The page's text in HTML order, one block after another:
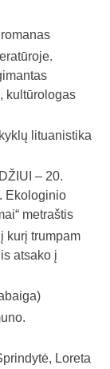
kultūrologas
lituanistika
– 20.
Ekologinio
metraštis
kurį trumpam
atsako į
Loreta